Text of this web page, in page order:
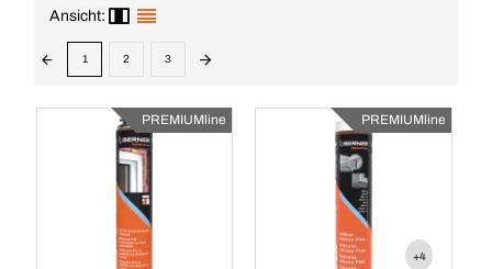
Ansicht:
1 2 3
PREMIUMline PREMIUMline
+4